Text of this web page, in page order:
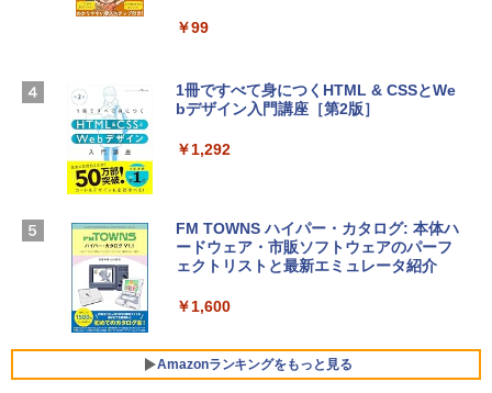
igence、13.6インチLiquid Retinaディ
ームカメラ、日本語キーボード、Touch I
D - シルバー
￥261,414
ン 15-fd 15.6インチ 16GBメモリ 512GB
SSD インテル Core 5
FMV ノートパソコン WE1-K3 (MS 365 P
ersonal/Copilotキー搭載/Win 11/15.6型/
Core i5/16GB/SSD 512GB/ホワイト) FM
￥39,582
Robloxギフトカード - 2,000 Robux 【限
定バーチャルアイテムを含む】 【オンラ
ラインコード版
Windows版 | Minecraft (マインクラフ
ト): Java & Bedrock Edition | オンライ
￥99
1冊ですべて身につくHTML & CSSとWe
bデザイン入門講座［第2版］
￥1,292
FM TOWNS ハイパー・カタログ: 本体ハ
ードウェア・市販ソフトウェアのパーフ
ェクトリストと最新エミュレータ紹介
￥1,600
Amazonランキングをもっと見る